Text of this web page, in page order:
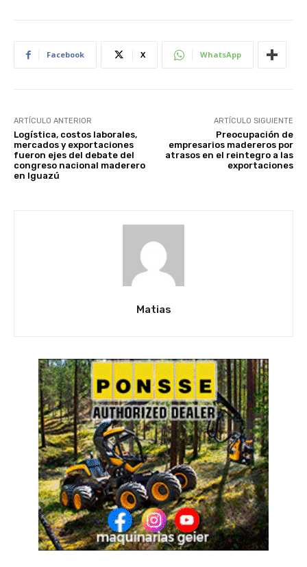
Facebook X WhatsApp
ARTÍCULO ANTERIOR
Logística, costos laborales,
mercados y exportaciones
fueron ejes del debate del
congreso nacional maderero
en Iguazú
ARTÍCULO SIGUIENTE
Preocupación de
empresarios madereros por
atrasos en el reintegro a las
exportaciones
Matias